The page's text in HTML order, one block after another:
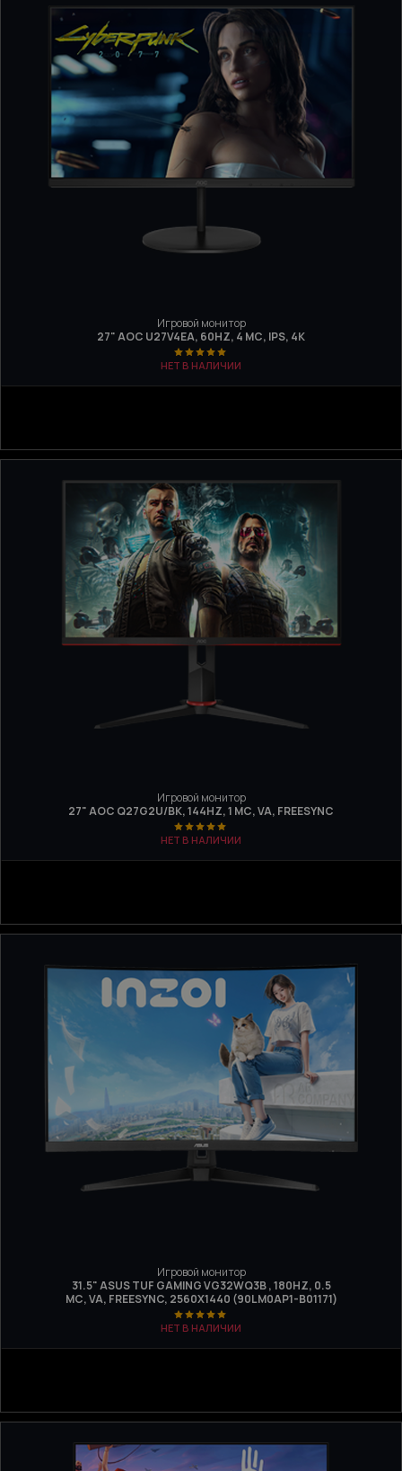
Игровой монитор
27" AOC U27V4EA, 60HZ, 4 МС, IPS, 4K
НЕТ В НАЛИЧИИ
Игровой монитор
27" AOC Q27G2U/BK, 144HZ, 1 МС, VA, FREESYNC
НЕТ В НАЛИЧИИ
Игровой монитор
31.5" ASUS TUF GAMING VG32WQ3B , 180HZ, 0.5
МС, VA, FREESYNC, 2560Х1440 (90LM0AP1-B01171)
НЕТ В НАЛИЧИИ